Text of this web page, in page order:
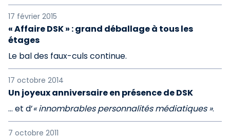
17 février 2015
« Affaire DSK » : grand déballage à tous les
étages
Le bal des faux-culs continue.
17 octobre 2014
Un joyeux anniversaire en présence de DSK
… et d’« innombrables personnalités médiatiques ».
7 octobre 2011